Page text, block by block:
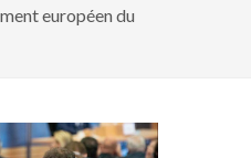
européen du